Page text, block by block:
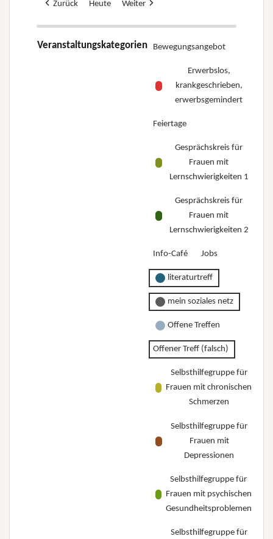
Zurück Heute Weiter
Veranstaltungskategorien Bewegungsangebot
Erwerbslos,
krankgeschrieben,
erwerbsgemindert
Feiertage
Gesprächskreis für
Frauen mit
Lernschwierigkeiten 1
Gesprächskreis für
Frauen mit
Lernschwierigkeiten 2
Info-Café Jobs
literaturtreff
mein soziales netz
Offene Treffen
Offener Treff (falsch)
Selbsthilfegruppe für
Frauen mit chronischen
Schmerzen
Selbsthilfegruppe für
Frauen mit
Depressionen
Selbsthilfegruppe für
Frauen mit psychischen
Gesundheitsproblemen
Selbsthilfegruppe für